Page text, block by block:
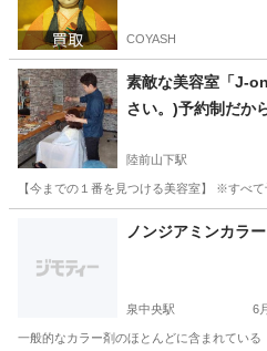
COYASH
素敵な美容室「
さい。)予約制だか
陸前山下駅
【今までの１番を見つける美容室】 ※すべ
陸前山下駅 ヘア
ノンジアミンカラー
泉中央駅 6
一般的なカラー剤のほとんどに含まれてい